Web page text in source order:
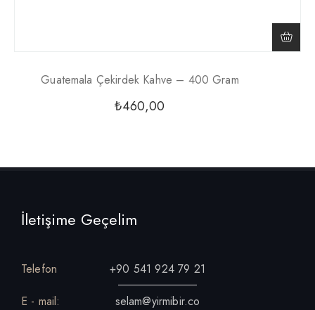
Guatemala Çekirdek Kahve – 400 Gram
₺460,00
İletişime Geçelim
Telefon
+90 541 924 79 21
E - mail:
selam@yirmibir.co